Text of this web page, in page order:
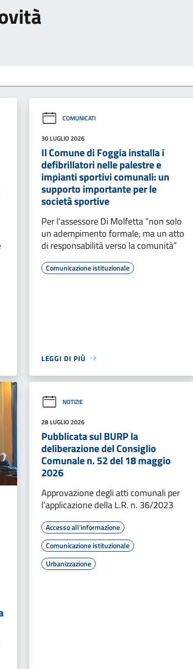
COMUNICATI
30 LUGLIO 2026
Il Comune di Foggia installa i
defibrillatori nelle palestre e
impianti sportivi comunali: un
supporto importante per le
società sportive
Per l'assessore Di Molfetta “non solo
un adempimento formale, ma un atto
di responsabilità verso la comunità”
Comunicazione istituzionale
LEGGI DI PIÙ
NOTIZIE
28 LUGLIO 2026
Pubblicata sul BURP la
deliberazione del Consiglio
Comunale n. 52 del 18 maggio
2026
Approvazione degli atti comunali per
l’applicazione della L.R. n. 36/2023
Accesso all'informazione
Comunicazione istituzionale
Urbanizzazione